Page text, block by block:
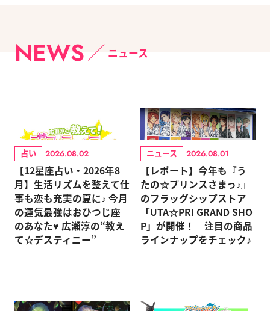
NEWS ニュース
占い 2026.08.02
【12星座占い・2026年8
月】生活リズムを整えて仕
事も恋も充実の夏に♪ 今月
の運気最強はおひつじ座
のあなた♥ 広瀬淳の“教え
て☆デスティニー”
ニュース 2026.08.01
【レポート】今年も『う
たの☆プリンスさまっ♪』
のフラッグシップストア
「UTA☆PRI GRAND SHO
P」が開催！ 注目の商品
ラインナップをチェック♪